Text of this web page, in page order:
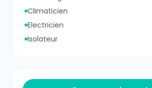
Climaticien
Electricien
Isolateur